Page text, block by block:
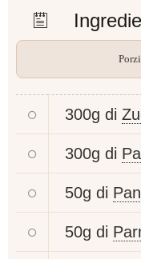
300g di
300g di
50g di
50g di